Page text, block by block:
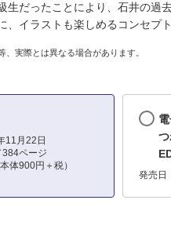
生だったことにより、石井の過
、イラストも楽しめるコンセプト
実際とは異なる場合があります。
11月22日
384ページ
体900円＋税）
発売日